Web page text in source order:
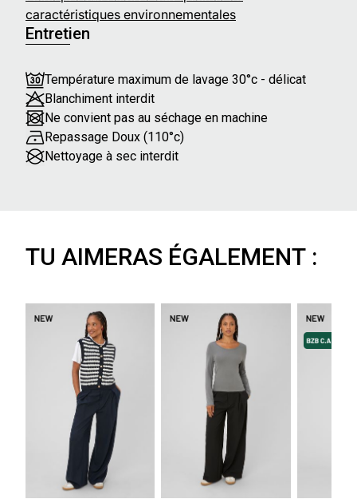
caractéristiques environnementales
Entretien
Température maximum de lavage 30°c - délicat
Blanchiment interdit
Ne convient pas au séchage en machine
Repassage Doux (110°c)
Nettoyage à sec interdit
TU AIMERAS ÉGALEMENT :